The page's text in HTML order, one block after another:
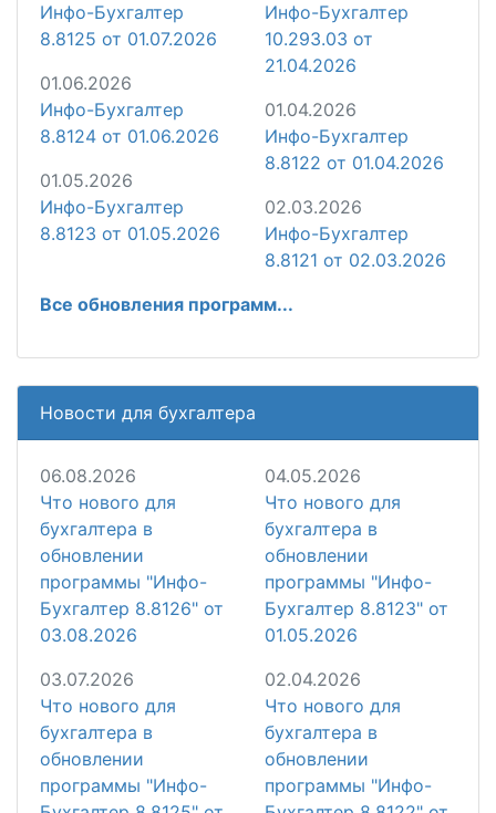
Инфо-Бухгалтер
8.8125 от 01.07.2026
01.06.2026
Инфо-Бухгалтер
8.8124 от 01.06.2026
01.05.2026
Инфо-Бухгалтер
8.8123 от 01.05.2026
Инфо-Бухгалтер
10.293.03 от
21.04.2026
01.04.2026
Инфо-Бухгалтер
8.8122 от 01.04.2026
02.03.2026
Инфо-Бухгалтер
8.8121 от 02.03.2026
Все обновления программ...
Новости для бухгалтера
06.08.2026
Что нового для
бухгалтера в
обновлении
программы "Инфо-
Бухгалтер 8.8126" от
03.08.2026
03.07.2026
Что нового для
бухгалтера в
обновлении
программы "Инфо-
04.05.2026
Что нового для
бухгалтера в
обновлении
программы "Инфо-
Бухгалтер 8.8123" от
01.05.2026
02.04.2026
Что нового для
бухгалтера в
обновлении
программы "Инфо-